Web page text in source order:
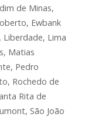
de Minas,
Ewbank
Liberdade, Lima
Matias
Pedro
Rochedo de
Rita de
São João